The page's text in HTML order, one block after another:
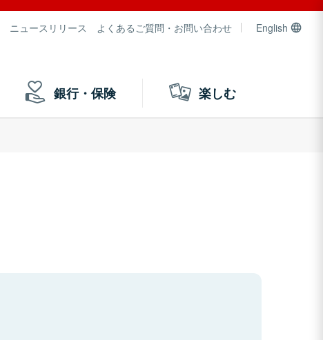
ニュースリリース よくあるご質問・お問い合わせ English
銀行・保険 楽しむ